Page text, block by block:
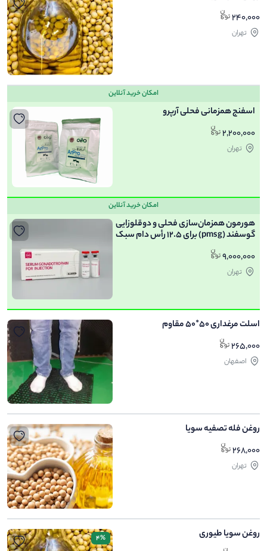
240,000
تهران
امکان خرید آنلاین
اسفنج همزمانی فحلی آرپرو
2,200,000
تهران
امکان خرید آنلاین
هورمون همزمان‌سازی فحلی و دوقلوزایی
گوسفند (pmsg) برای ۱۲.۵ رأس دام سبک
9,000,000
تهران
اسلت مرغداری 50*50 مقاوم
265,000
اصفهان
روغن فله تصفیه سویا
268,000
تهران
روغن سویا طیوری
4%